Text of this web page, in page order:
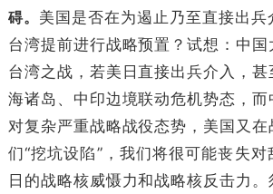
碍。 美国是否在为遏止乃至直接出
台湾提前进行战略预置？试想：中
台湾之战，若美日直接出兵介入，
海诸岛、中印边境联动危机势态，
对复杂严重战略战役态势，美国又
们“挖坑设陷”，我们将很可能丧失
日的战略核威慑力和战略核反击力